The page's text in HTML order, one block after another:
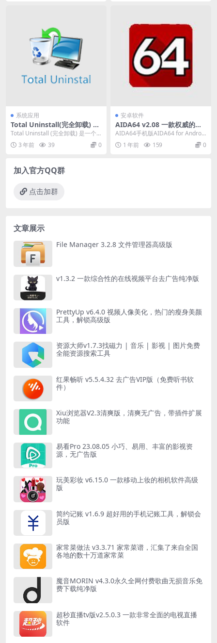
系统应用
Total Uninstall(完全卸载) v
7.6.0.669 x64中文绿色版
Total Uninstall (完全卸载) 是一个
十分实用的软件安装监视器和卸...
3 年前 39 0
安卓软件
AIDA64 v2.08 一款权威的安
卓系统硬件检测工具中文解锁
内购去广告版
AIDA64手机版AIDA64 for Android
是一款权威的安卓系统硬件检...
1 年前 159 0
加入官方QQ群
点击加群
文章展示
File Manager 3.2.8 文件管理器高级版
v1.3.2 一款综合性的在线视频平台去广告纯净版
PrettyUp v6.4.0 视频人像美化，热门的瘦身美颜
工具，解锁高级版
资源大师v1.7.3找磁力 | 音乐 | 影视 | 图片免费
全能资源搜索工具
红果畅听 v5.5.4.32 去广告VIP版（免费听书软
件）
Xiu浏览器V2.3清爽版，清爽无广告，带插件扩展
功能
易看Pro 23.08.05 小巧、易用、丰富的影视资
源，无广告版
玩美彩妆 v6.15.0 一款移动上妆的相机软件高级
版
简约记账 v1.6.9 超好用的手机记账工具，解锁会
员版
家常菜做法 v3.3.71 家常菜谱，汇集了来自全国
各地的数十万道家常菜
魔音MORIN v4.3.0永久全网付费歌曲无损音乐免
费下载纯净版
超秒直播tv版v2.5.0.3 一款非常全面的电视直播
软件